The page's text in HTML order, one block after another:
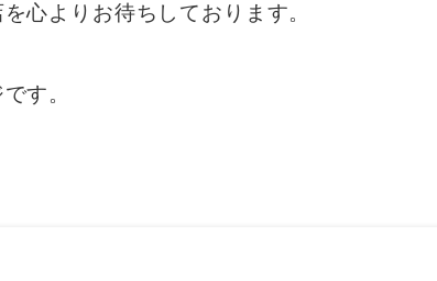
心よりお待ちしております。
す。